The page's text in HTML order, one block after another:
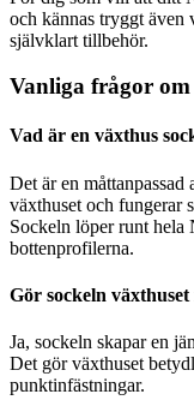
och kännas tryggt även
självklart tillbehör.
Vanliga frågor
Vad är en växthus
Det är en
växthuset och fungerar
Sockeln löper runt
bottenprofilerna.
Gör sockeln
Ja, sockeln skapar en
Det gör växthuset
punktinfästningar.